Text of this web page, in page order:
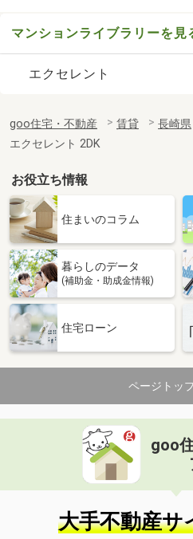
マンションライブラリーを見
エクセレント
goo住宅・不動産 賃貸 長崎県
エクセレント 2DK
お役立ち情報
住まいのコラム
暮らしのデータ
(補助金・助成金情報)
住宅ローン
ページトッ
goo
大手不動産サ